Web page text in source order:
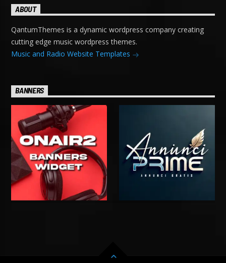
ABOUT
QantumThemes is a dynamic wordpress company creating
cutting edge music wordpress themes.
Music and Radio Website Templates
BANNERS